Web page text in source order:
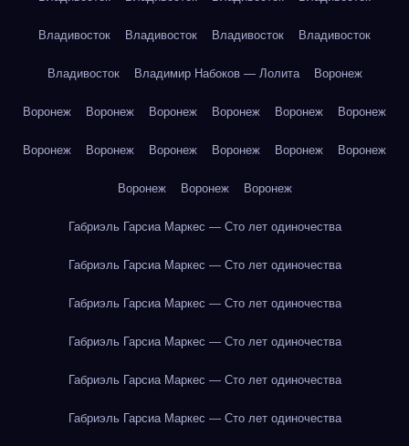
Владивосток Владивосток Владивосток Владивосток
Владивосток Владимир Набоков — Лолита Воронеж
Воронеж Воронеж Воронеж Воронеж Воронеж Воронеж
Воронеж Воронеж Воронеж Воронеж Воронеж Воронеж
Воронеж Воронеж Воронеж
Габриэль Гарсиа Маркес — Сто лет одиночества
Габриэль Гарсиа Маркес — Сто лет одиночества
Габриэль Гарсиа Маркес — Сто лет одиночества
Габриэль Гарсиа Маркес — Сто лет одиночества
Габриэль Гарсиа Маркес — Сто лет одиночества
Габриэль Гарсиа Маркес — Сто лет одиночества